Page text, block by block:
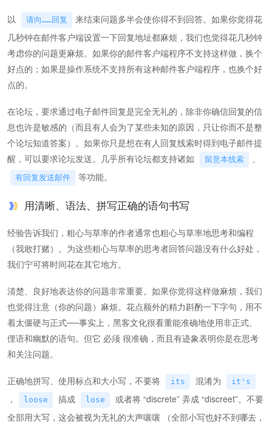
以 请向……回复
来结束问题多半会使你得不到回答。如果你觉得花
几秒钟在邮件客户端设置一下回复地址都麻烦，我们也觉得花几秒钟
考虑你的问题更麻烦。如果你的邮件客户端程序不支持这样做，换个
好点的；如果是操作系统不支持所有这种邮件客户端程序，也换个好
点的。
在论坛，要求通过电子邮件回复是完全无礼的，除非你确信回复的信
息也许是敏感的（而且有人会为了某些未知的原因，只让你而不是整
个论坛知道答案）。如果你只是想在有人回复线索时得到电子邮件提
醒，可以要求论坛发送。几乎所有论坛都支持诸如
留意本线索 、
有回复发送邮件 等功能。
用清晰、语法、拼写正确的语句书写
经验告诉我们，粗心与草率的作者通常也粗心与草率地思考和编程
（我敢打赌）。为这些粗心与草率的思考者回答问题没有什么好处，
我们宁可将时间花在其它地方。
清楚、良好地表达你的问题非常重要。如果你觉得这样做麻烦，我们
也觉得注意（你的问题）麻烦。花点额外的精力斟酌一下字句，用不
着太僵硬与正式──事实上，黑客文化很看重能准确地使用非正式、
俚语和幽默的语句。但它 必须 很准确，而且有迹象表明你是在思考
和关注问题。
正确地拼写、使用标点和大小写，不要将 its 混淆为 it's
， loose 搞成 lose
或者将 “discrete” 弄成 “discreet”。不要
全部用大写，这会被视为无礼的大声嚷嚷 （全部小写也好不到哪去，